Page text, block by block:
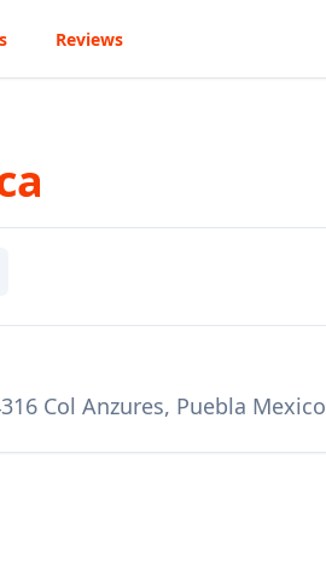
Reviews
Col Anzures, Puebla Mexico